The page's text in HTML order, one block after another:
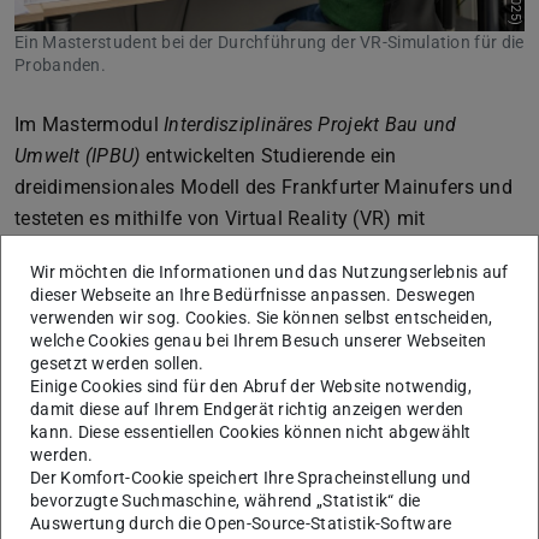
Ein Masterstudent bei der Durchführung der VR-Simulation für die
Probanden.
Im MastermodulInterdisziplinäres Projekt Bau und
Umwelt (IPBU) entwickelten Studierende ein
dreidimensionales Modell des Frankfurter Mainufers und
testeten es mithilfe von Virtual Reality (VR) mit
Zusammenspiel von Infrastruktur, menschlichem
Verhalten und digitalen Simulationsmethoden zu
erforschen. Das Projekt wurde gemeinsam von drei
Instituten betreut – dem Institut für Verkehrsplanung und
Verkehrstechnik (IVV), dem Institut für Statik und
Konstruktion (ISM+D) und dem Institut für Numerische
Methoden und Informatik im Bauwesen (iib).
Die Studierenden erhielten die Möglichkeit,
Wir möchten die Informationen und das Nutzungserlebnis auf
dieser Webseite an Ihre Bedürfnisse anpassen. Deswegen
verwenden wir sog. Cookies. Sie können selbst entscheiden,
welche Cookies genau bei Ihrem Besuch unserer Webseiten
gesetzt werden sollen.
Einige Cookies sind für den Abruf der Website notwendig,
damit diese auf Ihrem Endgerät richtig anzeigen werden
kann. Diese essentiellen Cookies können nicht abgewählt
werden.
Der Komfort-Cookie speichert Ihre Spracheinstellung und
bevorzugte Suchmaschine, während „Statistik“ die
Auswertung durch die Open-Source-Statistik-Software